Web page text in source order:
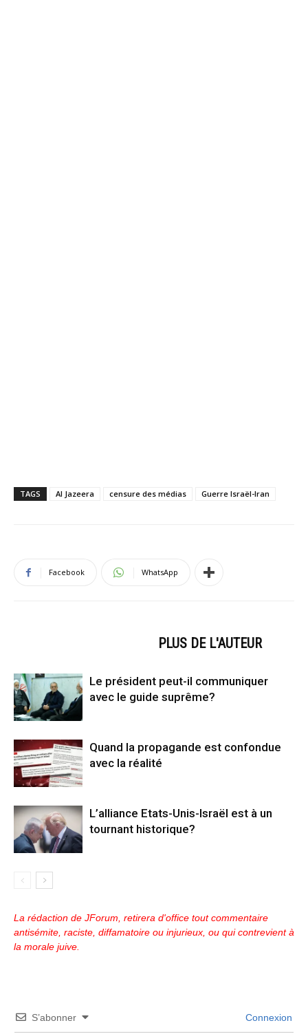
TAGS Al Jazeera censure des médias Guerre Israël-Iran
Facebook WhatsApp
PLUS DE L'AUTEUR
Le président peut-il communiquer
avec le guide suprême?
Quand la propagande est confondue
avec la réalité
L’alliance Etats-Unis-Israël est à un
tournant historique?
La rédaction de JForum, retirera d'office tout commentaire
antisémite, raciste, diffamatoire ou injurieux, ou qui contrevient à
la morale juive.
S’abonner Connexion